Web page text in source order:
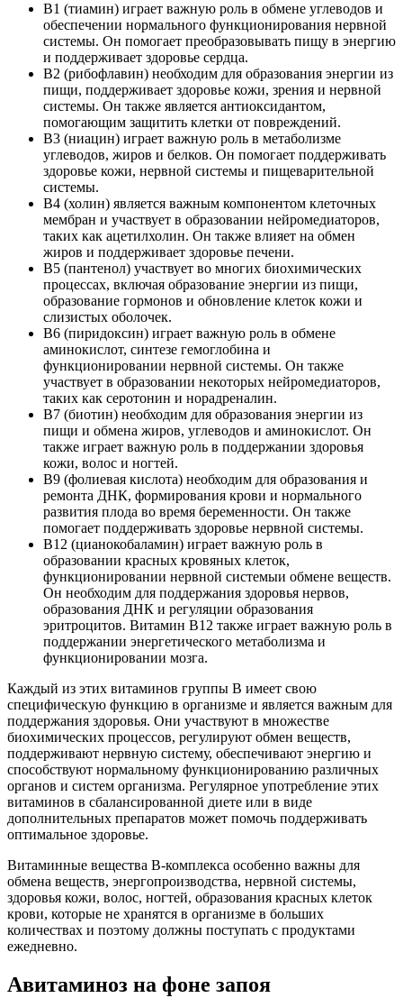
В1 (тиамин) играет важную роль в обмене углеводов и
обеспечении нормального функционирования нервной
системы. Он помогает преобразовывать пищу в энергию
и поддерживает здоровье сердца.
В2 (рибофлавин) необходим для образования энергии из
пищи, поддерживает здоровье кожи, зрения и нервной
системы. Он также является антиоксидантом,
помогающим защитить клетки от повреждений.
В3 (ниацин) играет важную роль в метаболизме
углеводов, жиров и белков. Он помогает поддерживать
здоровье кожи, нервной системы и пищеварительной
системы.
В4 (холин) является важным компонентом клеточных
мембран и участвует в образовании нейромедиаторов,
таких как ацетилхолин. Он также влияет на обмен
жиров и поддерживает здоровье печени.
В5 (пантенол) участвует во многих биохимических
процессах, включая образование энергии из пищи,
образование гормонов и обновление клеток кожи и
слизистых оболочек.
В6 (пиридоксин) играет важную роль в обмене
аминокислот, синтезе гемоглобина и
функционировании нервной системы. Он также
участвует в образовании некоторых нейромедиаторов,
таких как серотонин и норадреналин.
В7 (биотин) необходим для образования энергии из
пищи и обмена жиров, углеводов и аминокислот. Он
также играет важную роль в поддержании здоровья
кожи, волос и ногтей.
В9 (фолиевая кислота) необходим для образования и
ремонта ДНК, формирования крови и нормального
развития плода во время беременности. Он также
помогает поддерживать здоровье нервной системы.
В12 (цианокобаламин) играет важную роль в
образовании красных кровяных клеток,
функционировании нервной системыи обмене веществ.
Он необходим для поддержания здоровья нервов,
образования ДНК и регуляции образования
эритроцитов. Витамин В12 также играет важную роль в
поддержании энергетического метаболизма и
функционировании мозга.
Каждый из этих витаминов группы В имеет свою
специфическую функцию в организме и является важным для
поддержания здоровья. Они участвуют в множестве
биохимических процессов, регулируют обмен веществ,
поддерживают нервную систему, обеспечивают энергию и
способствуют нормальному функционированию различных
органов и систем организма. Регулярное употребление этих
витаминов в сбалансированной диете или в виде
дополнительных препаратов может помочь поддерживать
оптимальное здоровье.
Витаминные вещества В-комплекса особенно важны для
обмена веществ, энергопроизводства, нервной системы,
здоровья кожи, волос, ногтей, образования красных клеток
крови, которые не хранятся в организме в больших
количествах и поэтому должны поступать с продуктами
ежедневно.
Авитаминоз на фоне запоя